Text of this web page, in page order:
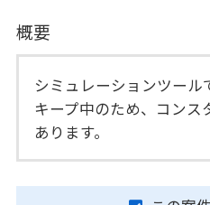
概要
シミュレーションツール
キープ中のため、コンス
あります。